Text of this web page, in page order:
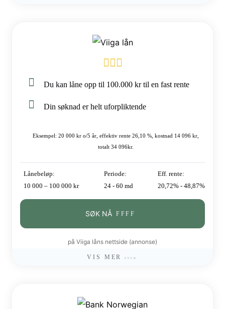
Du kan låne opp til 100.000 kr til en fast rente
Din søknad er helt uforpliktende
Eksempel: 20 000 kr o/5 år, effektiv rente 26,10 %, kostnad 14 096 kr,
totalt 34 096kr.
Lånebeløp:
10 000 – 100 000 kr
Periode:
24 - 60 md
Eff. rente:
20,72% - 48,87%
SØK NÅ
på Viiga låns nettside (annonse)
VIS MER